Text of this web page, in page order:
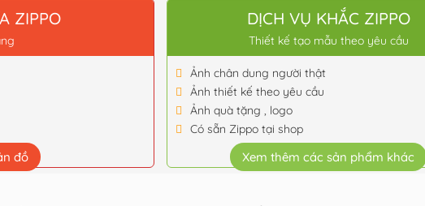
ZIPPO
đồ
DỊCH VỤ KHẮC ZIPPO
Thiết kế tạo mẫu theo yêu cầu
Ảnh chân dung người thật
Ảnh thiết kế theo yêu cầu
Ảnh quà tặng , logo
Có sẵn Zippo tại shop
Xem thêm các sản phẩm khác